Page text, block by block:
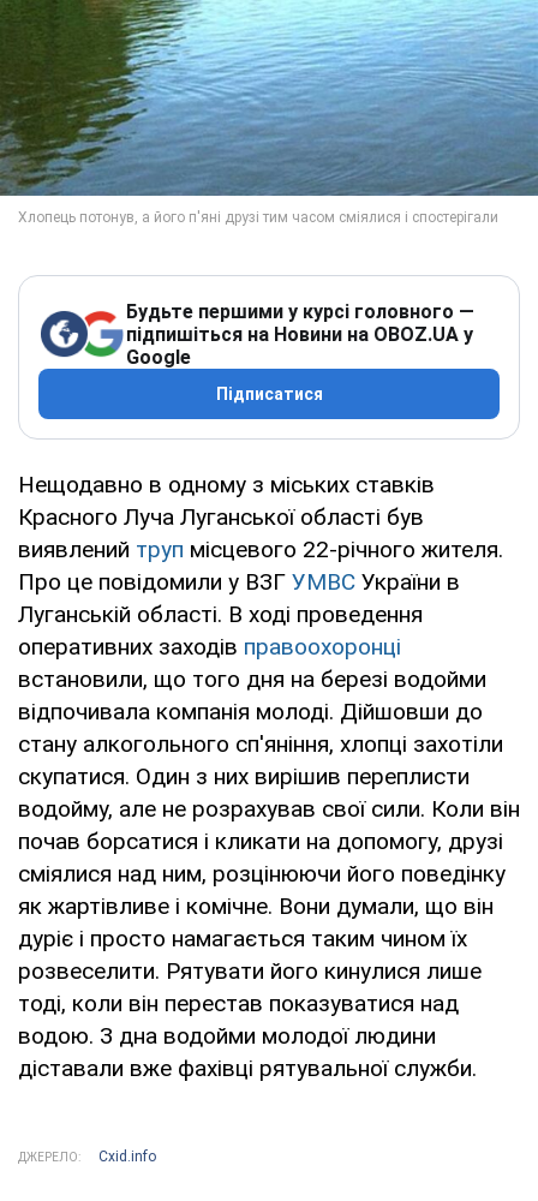
Будьте першими у курсі головного —
підпишіться на Новини на OBOZ.UA у
Google
Підписатися
Нещодавно в одному з міських ставків
Красного Луча Луганської області був
виявлений труп місцевого 22-річного жителя.
Про це повідомили у ВЗГ УМВС України в
Луганській області. В ході проведення
оперативних заходів правоохоронці
встановили, що того дня на березі водойми
відпочивала компанія молоді. Дійшовши до
стану алкогольного сп'яніння, хлопці захотіли
скупатися. Один з них вирішив переплисти
водойму, але не розрахував свої сили. Коли він
почав борсатися і кликати на допомогу, друзі
сміялися над ним, розцінюючи його поведінку
як жартівливе і комічне. Вони думали, що він
дуріє і просто намагається таким чином їх
розвеселити. Рятувати його кинулися лише
тоді, коли він перестав показуватися над
водою. З дна водойми молодої людини
діставали вже фахівці рятувальної служби.
ДЖЕРЕЛО: Cxid.info